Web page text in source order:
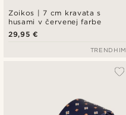
Zoikos | 7 cm kravata s
husami v červenej farbe
29,95 €
TRENDHIM